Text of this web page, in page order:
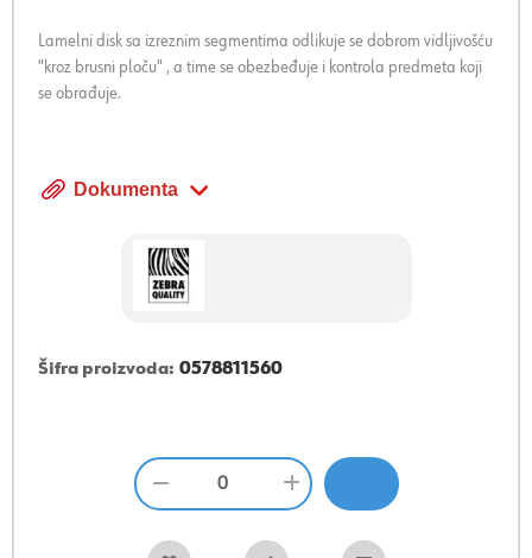
Lamelni disk sa izreznim segmentima odlikuje se dobrom vidljivošću
"kroz brusni ploču" , a time se obezbeđuje i kontrola predmeta koji
se obrađuje.
Dokumenta
Šifra proizvoda: 0578811560